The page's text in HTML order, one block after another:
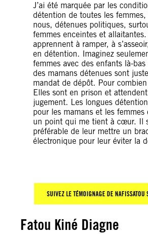
J’ai été marquée par les
détention de toutes les
nous, détenues politiques,
femmes enceintes et
apprennent à ramper, à
en détention. Imaginez
femmes avec des enfants là-
des mamans détenues sont
mandat de dépôt. Pour
Elles sont en prison et
jugement. Les longues
pour les mamans et les femmes
un point qui me tient à cœur. Il
préférable de leur mettre un
électronique pour leur éviter la
SUIVEZ LE TÉMOIGNAGE DE NAFISSATOU
Fatou Kiné Diagne